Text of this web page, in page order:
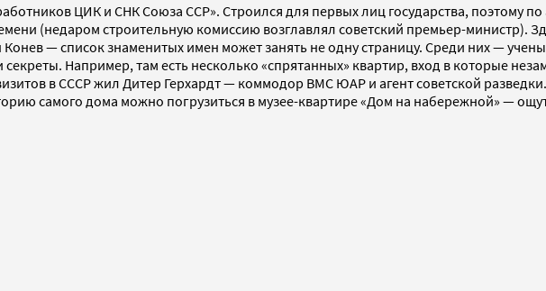
ЦИК и СНК Союза ССР». Строился для первых лиц государства, поэтому
(недаром строительную комиссию возглавлял советский премьер-министр).
— список знаменитых имен может занять не одну страницу. Среди них —
Например, там есть несколько «спрятанных» квартир, вход в которые
в СССР жил Дитер Герхардт — коммодор ВМС ЮАР и агент советской разведки.
самого дома можно погрузиться в музее-квартире «Дом на набережной» —